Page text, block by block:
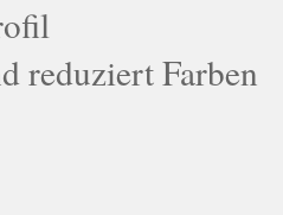
reduziert Farben